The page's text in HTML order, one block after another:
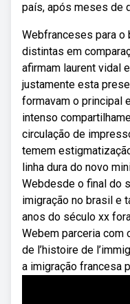
país, após meses de
Webfranceses para o
distintas em
afirmam laurent vidal
justamente esta
formavam o principal
intenso
circulação de
temem
linha dura do novo
Webdesde o final do
imigração no brasil e
anos do século xx
Webem parceria com
de l’histoire de
a imigração francesa